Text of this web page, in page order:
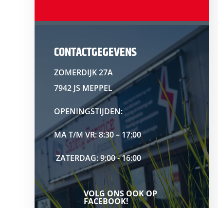
CONTACTGEGEVENS
ZOMERDIJK 27A
7942 JS MEPPEL
OPENINGSTIJDEN:
MA T/M VR: 8:30 – 17:00
ZATERDAG: 9:00 - 16:00
VOLG ONS OOK OP
FACEBOOK!